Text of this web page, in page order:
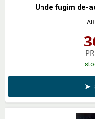
Unde fugim de-
➤